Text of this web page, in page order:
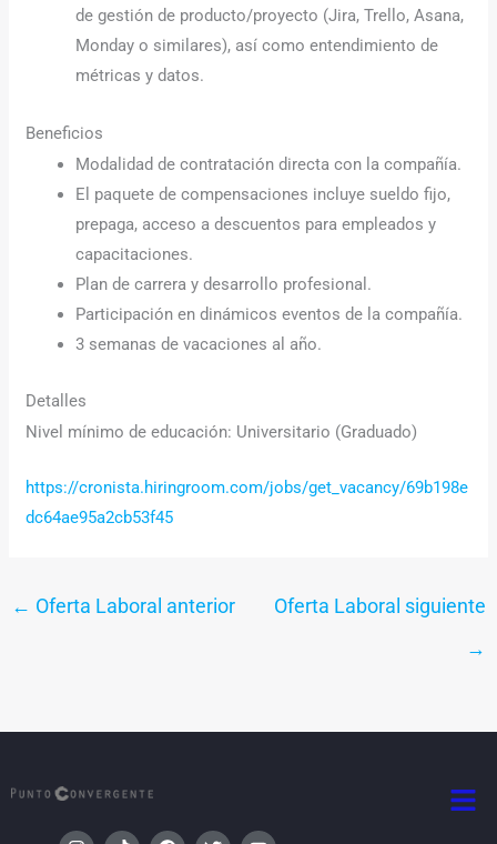
de gestión de producto/proyecto (Jira, Trello, Asana,
Monday o similares), así como entendimiento de
métricas y datos.
Beneficios
Modalidad de contratación directa con la compañía.
El paquete de compensaciones incluye sueldo fijo,
prepaga, acceso a descuentos para empleados y
capacitaciones.
Plan de carrera y desarrollo profesional.
Participación en dinámicos eventos de la compañía.
3 semanas de vacaciones al año.
Detalles
Nivel mínimo de educación: Universitario (Graduado)
https://cronista.hiringroom.com/jobs/get_vacancy/69b198e
dc64ae95a2cb53f45
← Oferta Laboral anterior
Oferta Laboral siguiente
→
I
T
F
T
Y